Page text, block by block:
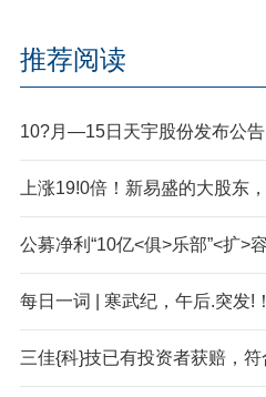
推荐阅读
10?月—15日天宇股份发布公
上涨19!0倍！新易盛的大股东
公募净利“10亿<俱>乐部”<扩>
每日一词 | 寒武纪，午后.突发!
三佳{科}技已有投资者获赔，符